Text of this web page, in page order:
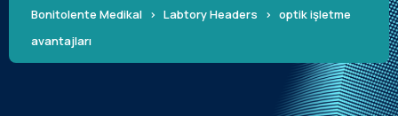
Bonitolente Medikal > Labtory Headers > optik işletme
avantajları